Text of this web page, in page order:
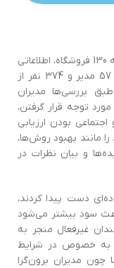
طی تحقیقات انجام شده و ارسال پرسشنامه به 130 فروشگاه‌، اطلاعاتی
درباره یک شرکت تحویل پیتزا به دست آمد. 57 مدیر و 374 نفر از
بررسی‌ها مدیران
توجه قرار گرفتن‌،
بودن ارزیابی
را مانند بهبود روش‌ها‌،
و بیان نظرات در
دست پیدا کردند‌،
سود بیشتر می‌شود
غیرفعال منجر به
به خصوص در شرایط
چون مدیران برون‌گرا